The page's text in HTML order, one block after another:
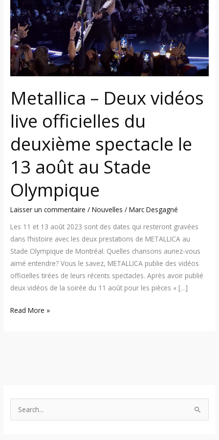
Metallica – Deux vidéos
live officielles du
deuxième spectacle le
13 août au Stade
Olympique
Laisser un commentaire /Nouvelles /Marc Desgagné
Les 11 et 13 août 2023 sont des dates qui resteront gravées
dans l’histoire avec les deux prestations de METALLICA au
Stade Olympique de Montréal. Quelles chansons auriez-vous
aimé entendre? Vous le savez, METALLICA publie des vidéos
officielles tirées de leurs récents spectacles. Après avoir publié
deux vidéos de la soirée du 11 août pour les pièces « […]
vidéos
live
officielles
du
deuxième
spectacle
le
août
au
Stade
Olympique
Read More »